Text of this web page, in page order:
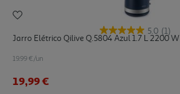
5.0 (1)
Jarro Elétrico Qilive Q.5804 Azul 1.7 L 2200 W
19.99 €/un
19,99 €